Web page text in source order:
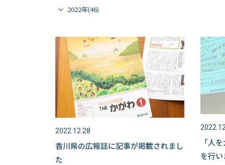
2022.12.28
香川県の広報誌に記事が掲載されまし
た
「人
を行